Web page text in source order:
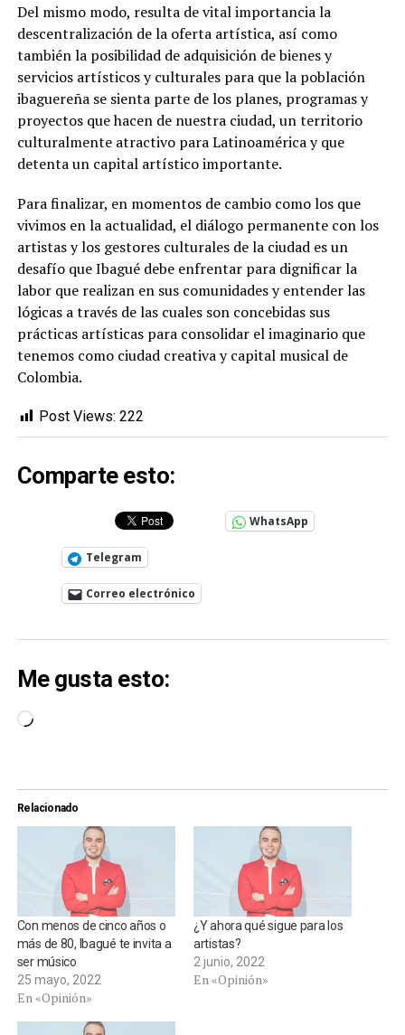
Del mismo modo, resulta de vital importancia la
descentralización de la oferta artística, así como
también la posibilidad de adquisición de bienes y
servicios artísticos y culturales para que la población
ibaguereña se sienta parte de los planes, programas y
proyectos que hacen de nuestra ciudad, un territorio
culturalmente atractivo para Latinoamérica y que
detenta un capital artístico importante.
Para finalizar, en momentos de cambio como los que
vivimos en la actualidad, el diálogo permanente con los
artistas y los gestores culturales de la ciudad es un
desafío que Ibagué debe enfrentar para dignificar la
labor que realizan en sus comunidades y entender las
lógicas a través de las cuales son concebidas sus
prácticas artísticas para consolidar el imaginario que
tenemos como ciudad creativa y capital musical de
Colombia.
Post Views: 222
Comparte esto:
WhatsApp
Telegram
Correo electrónico
Me gusta esto:
Cargando...
Relacionado
Con menos de cinco años o
más de 80, Ibagué te invita a
ser músico
25 mayo, 2022
En «Opinión»
¿Y ahora qué sigue para los
artistas?
2 junio, 2022
En «Opinión»